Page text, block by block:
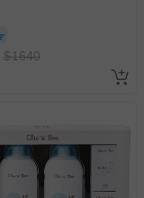
$1640